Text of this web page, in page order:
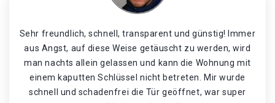
Sehr freundlich, schnell, transparent und günstig! Immer
aus Angst, auf diese Weise getäuscht zu werden, wird
man nachts allein gelassen und kann die Wohnung mit
einem kaputten Schlüssel nicht betreten. Mir wurde
schnell und schadenfrei die Tür geöffnet, war super